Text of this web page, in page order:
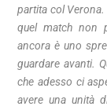
partita col
quel match non
ancora è uno
guardare avanti.
che adesso ci
avere una unità